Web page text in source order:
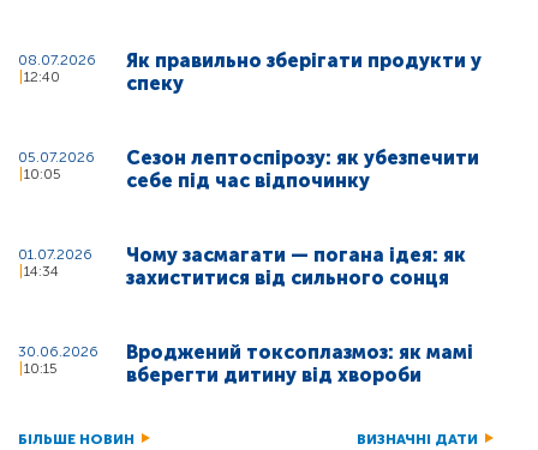
08.07.2026
12:40
Як правильно зберігати продукти у
спеку
05.07.2026
10:05
Сезон лептоспірозу: як убезпечити
себе під час відпочинку
01.07.2026
14:34
Чому засмагати — погана ідея: як
захиститися від сильного сонця
30.06.2026
10:15
Вроджений токсоплазмоз: як мамі
вберегти дитину від хвороби
БІЛЬШЕ НОВИН ВИЗНАЧНІ ДАТИ